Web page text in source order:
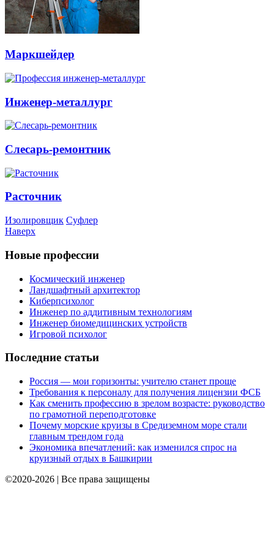
Маркшейдер
Инженер-металлург
Слесарь-ремонтник
Расточник
Изолировщик Суфлер
Наверх
Новые профессии
Космический инженер
Ландшафтный архитектор
Киберпсихолог
Инженер по аддитивным технологиям
Инженер биомедицинских устройств
Игровой психолог
Последние статьи
Россия — мои горизонты: учителю станет проще
Требования к персоналу для получения лицензии ФСБ
Как сменить профессию в зрелом возрасте: руководство
по грамотной переподготовке
Почему морские круизы в Средиземном море стали
главным трендом года
Экономика впечатлений: как изменился спрос на
круизный отдых в Башкирии
©2020-2026 | Все права защищены